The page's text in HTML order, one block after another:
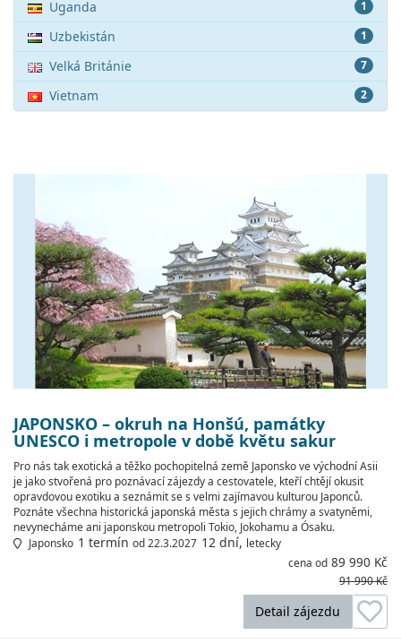
1
Uganda
1
Uzbekistán
7
Velká Británie
2
Vietnam
JAPONSKO – okruh na Honšú, památky
UNESCO i metropole v době květu sakur
Pro nás tak exotická a těžko pochopitelná země Japonsko ve východní Asii
je jako stvořená pro poznávací zájezdy a cestovatele, kteří chtějí okusit
opravdovou exotiku a seznámit se s velmi zajímavou kulturou Japonců.
Poznáte všechna historická japonská města s jejich chrámy a svatyněmi,
nevynecháme ani japonskou metropoli Tokio, Jokohamu a Ósaku.
Japonsko 1 termín od 22.3.2027 12 dní, letecky
cena od 89 990 Kč
91 990 Kč
Detail zájezdu